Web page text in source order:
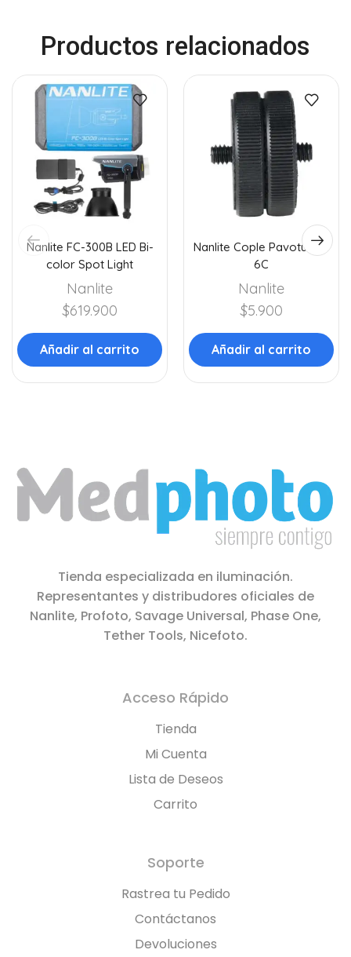
Productos relacionados
Nanlite FC-300B LED Bi-
color Spot Light
Nanlite
$619.900
Añadir al carrito
Nanlite Cople Pavotube II
6C
Nanlite
$5.900
Añadir al carrito
Tienda especializada en iluminación.
Representantes y distribudores oficiales de
Nanlite, Profoto, Savage Universal, Phase One,
Tether Tools, Nicefoto.
Acceso Rápido
Tienda
Mi Cuenta
Lista de Deseos
Carrito
Soporte
Rastrea tu Pedido
Contáctanos
Devoluciones